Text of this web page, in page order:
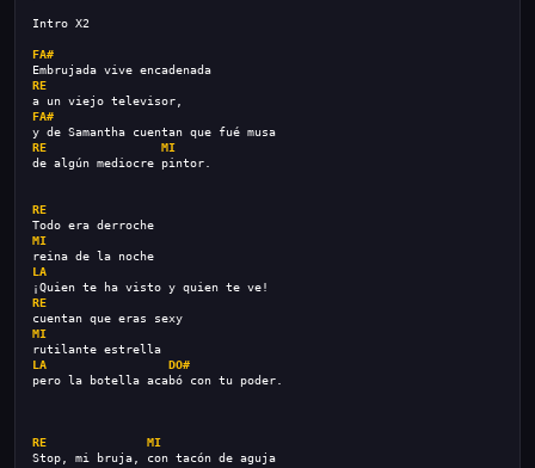
Intro X2
FA#
Embrujada vive encadenada
RE
a un viejo televisor,
FA#
y de Samantha cuentan que fué musa
RE
MI
de algún mediocre pintor.
RE
Todo era derroche
MI
reina de la noche
LA
¡Quien te ha visto y quien te ve!
RE
cuentan que eras sexy
MI
rutilante estrella
LA
DO#
pero la botella acabó con tu poder.
RE
MI
Stop, mi bruja, con tacón de aguja